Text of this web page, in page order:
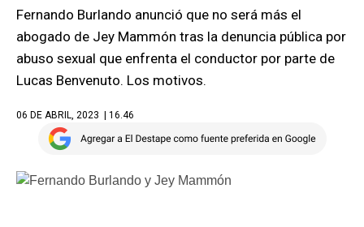
Fernando Burlando anunció que no será más el
abogado de Jey Mammón tras la denuncia pública por
abuso sexual que enfrenta el conductor por parte de
Lucas Benvenuto. Los motivos.
06 DE ABRIL, 2023 | 16.46